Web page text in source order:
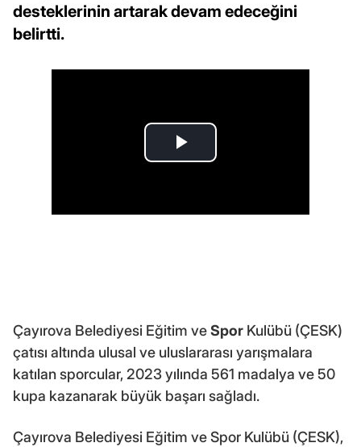
desteklerinin artarak devam edeceğini
belirtti.
Çayırova Belediyesi Eğitim veSpor Kulübü (ÇESK)
çatısı altında ulusal ve uluslararası yarışmalara
katılan sporcular, 2023 yılında 561 madalya ve 50
kupa kazanarak büyük başarı sağladı.
Çayırova Belediyesi Eğitim ve Spor Kulübü (ÇESK),